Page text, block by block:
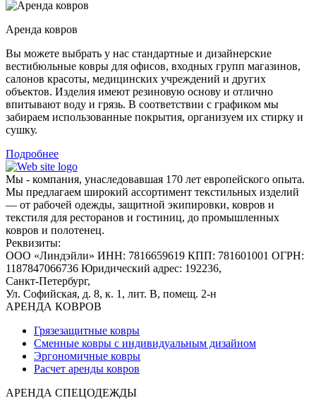
Аренда ковров
Вы можете выбрать у нас стандартные и дизайнерские
вестибюльные ковры для офисов, входных групп магазинов,
салонов красоты, медицинских учреждений и других
объектов. Изделия имеют резиновую основу и отлично
впитывают воду и грязь. В соответствии с графиком мы
забираем использованные покрытия, организуем их стирку и
сушку.
Подробнее
Мы - компания, унаследовавшая 170 лет европейского опыта.
Мы предлагаем широкий ассортимент текстильных изделий
— от рабочей одежды, защитной экипировки, ковров и
текстиля для ресторанов и гостиниц, до промышленных
ковров и полотенец.
Реквизиты:
ООО «Линдэйли» ИНН: 7816659619 КПП: 781601001 ОГРН:
1187847066736 Юридический адрес: 192236,
Санкт-Петербург,
Ул. Софийская, д. 8, к. 1, лит. В, помещ. 2-н
АРЕНДА КОВРОВ
Грязезащитные ковры
Сменные ковры с индивидуальным дизайном
Эргономичные ковры
Расчет аренды ковров
АРЕНДА СПЕЦОДЕЖДЫ